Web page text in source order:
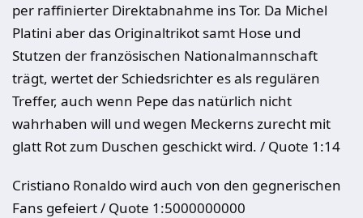
per raffinierter Direktabnahme ins Tor. Da Michel
Platini aber das Originaltrikot samt Hose und
Stutzen der französischen Nationalmannschaft
trägt, wertet der Schiedsrichter es als regulären
Treffer, auch wenn Pepe das natürlich nicht
wahrhaben will und wegen Meckerns zurecht mit
glatt Rot zum Duschen geschickt wird. / Quote 1:14
Cristiano Ronaldo wird auch von den gegnerischen
Fans gefeiert / Quote 1:5000000000